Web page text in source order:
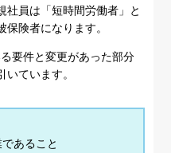
社員は「短時間労働者」と
保険者になります。
要件と変更があった部分
ています。
あること